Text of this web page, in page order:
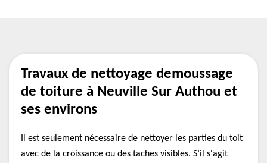
Travaux de nettoyage demoussage
de toiture à Neuville Sur Authou et
ses environs
Il est seulement nécessaire de nettoyer les parties du toit
avec de la croissance ou des taches visibles. S’il s'agit